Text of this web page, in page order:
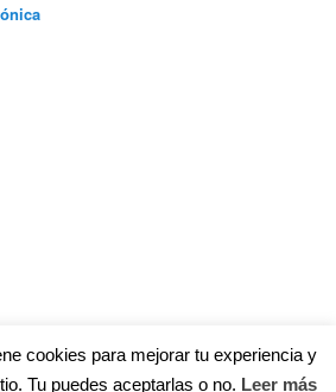
cookies para mejorar tu experiencia y
Tu puedes aceptarlas o no. Leer más